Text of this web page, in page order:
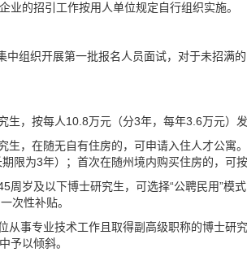
业的招引工作按用人单位规定自行组织实施。
中组织开展第一批报名人员面试，对于未招满
生，按每人10.8万元（分3年，每年3.6万元）发
生，在随无自有住房的，可申请入住人才公寓
限为3年）；首次在随州境内购买住房的，可
周岁及以下博士研究生，可选择“公聘民用”模
次性补贴。
从事专业技术工作且取得副高级职称的博士研
予以倾斜。